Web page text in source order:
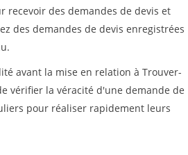
recevoir des demandes de devis et
des demandes de devis enregistrées
avant la mise en relation à Trouver-
vérifier la véracité d'une demande de
pour réaliser rapidement leurs